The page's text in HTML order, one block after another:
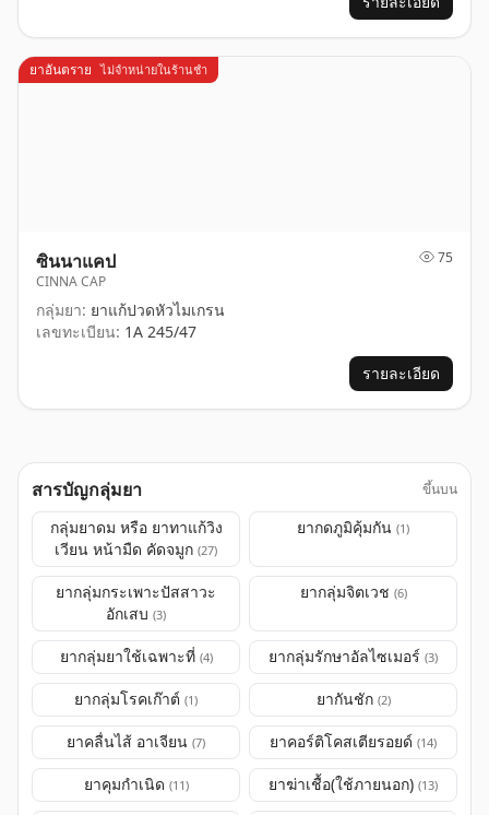
ยาอันตราย ไม่จำหน่ายในร้านชำ
ซินนาแคป
CINNA CAP
75
กลุ่มยา: ยาแก้ปวดหัวไมเกรน
เลขทะเบียน: 1A 245/47
รายละเอียด
สารบัญกลุ่มยา ขึ้นบน
กลุ่มยาดม หรือ ยาทาแก้วิง
เวียน หน้ามืด คัดจมูก (27)
ยากดภูมิคุ้มกัน (1)
ยากลุ่มกระเพาะปัสสาวะ
อักเสบ (3)
ยากลุ่มจิตเวช (6)
ยากลุ่มยาใช้เฉพาะที่ (4) ยากลุ่มรักษาอัลไซเมอร์ (3)
ยากลุ่มโรคเก๊าต์ (1) ยากันชัก (2)
ยาคลื่นไส้ อาเจียน (7) ยาคอร์ติโคสเตียรอยด์ (14)
ยาคุมกำเนิด (11) ยาฆ่าเชื้อ(ใช้ภายนอก) (13)